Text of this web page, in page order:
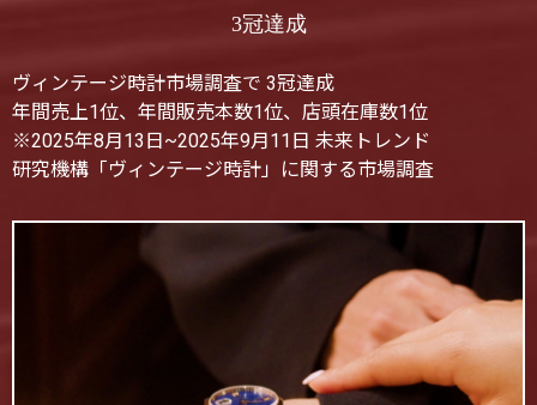
3冠達成
ヴィンテージ時計市場調査で 3冠達成
年間売上1位、年間販売本数1位、店頭在庫数1位
※2025年8月13日~2025年9月11日 未来トレンド
研究機構「ヴィンテージ時計」に関する市場調査